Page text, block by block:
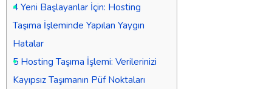
4 Yeni Başlayanlar İçin: Hosting
Taşıma İşleminde Yapılan Yaygın
Hatalar
5 Hosting Taşıma İşlemi: Verilerinizi
Kayıpsız Taşımanın Püf Noktaları